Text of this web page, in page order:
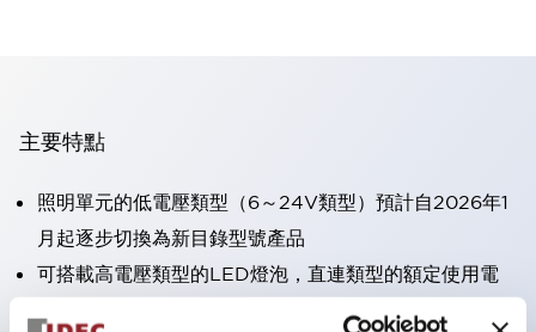
主要特點
照明單元的低電壓類型（6～24V類型）預計自2026年1
月起逐步切換為新目錄型號產品
可搭載高電壓類型的LED燈泡，直連類型的額定使用電